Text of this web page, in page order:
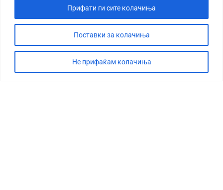
Поставки за колачиња
Не прифаќам колачиња
Прифати ги сите колачиња